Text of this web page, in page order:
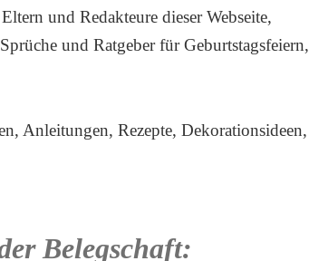
und Redakteure dieser Webseite,
und Ratgeber für Geburtstagsfeiern,
Anleitungen, Rezepte, Dekorationsideen,
Belegschaft: